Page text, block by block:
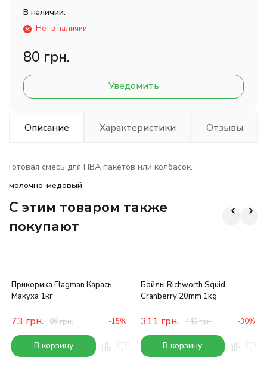
В наличии:
Нет в наличии
80 грн.
Уведомить
Описание Характеристики Отзывы
Готовая смесь для ПВА пакетов или колбасок.
молочно-медовый
C этим товаром также
покупают
Прикормка Flagman Карась
Макуха 1кг
73 грн. 86грн. -15%
В корзину
Бойлы Richworth Squid
Cranberry 20mm 1kg
311 грн. 445грн. -30%
В корзину